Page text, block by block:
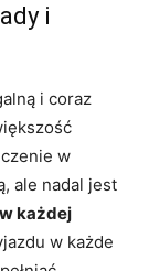
i
i coraz
w
ale nadal jest
każdej
w każde